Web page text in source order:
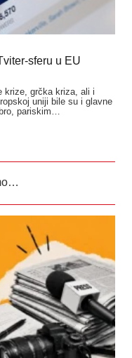
sferu u EU
krize, grčka kriza, ali i
uniji bile su i glavne
pariskim…